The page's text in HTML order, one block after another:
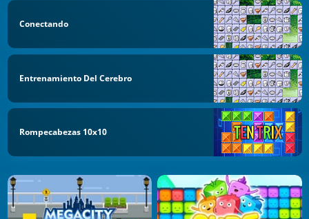
Conectando
Entrenamiento Del Cerebro
Rompecabezas 10x10